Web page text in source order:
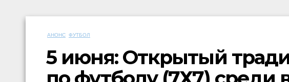
АНОНС ФУТБОЛ
5 июня: Открытый